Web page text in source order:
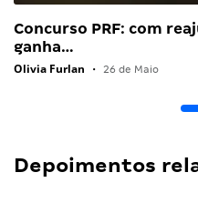
Concurso PRF: com
ganha…
Olivia Furlan • 26 de Maio
Depoimentos